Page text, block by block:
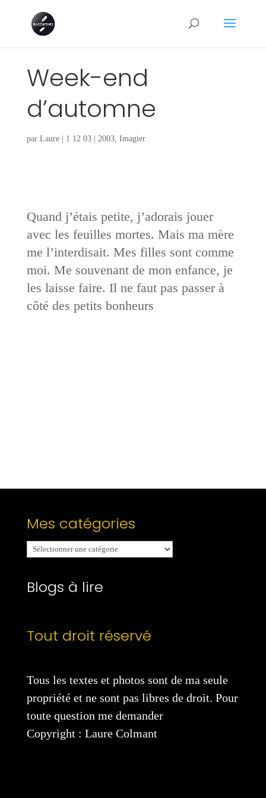
Week-end
d’automne
par Laure| 1 12 03| 2003, Imagier
Quand j’étais petite, j’adorais jouer
avec les feuilles mortes. Mais ma mère
me l’interdisait. Mes filles sont comme
moi. Me souvenant de mon enfance, je
les laisse faire. Il ne faut pas passer à
côté des petits bonheurs
Mes catégories
Mes
catégories
Blogs à lire
Tout droit réservé
Tous les textes et photos sont de ma seule
propriété et ne sont pas libres de droit. Pour
toute question me demander
Copyright : Laure Colmant